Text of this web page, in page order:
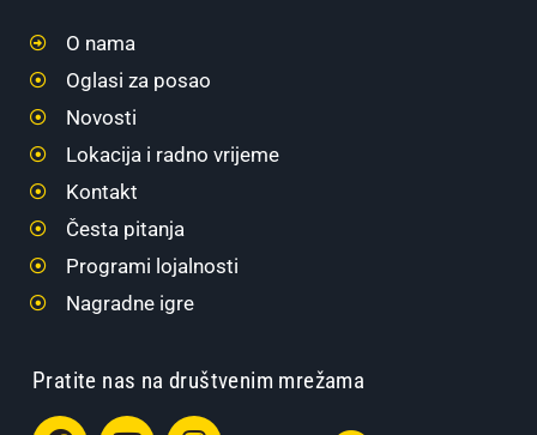
O nama
Oglasi za posao
Novosti
Lokacija i radno vrijeme
Kontakt
Česta pitanja
Programi lojalnosti
Nagradne igre
Pratite nas na društvenim mrežama